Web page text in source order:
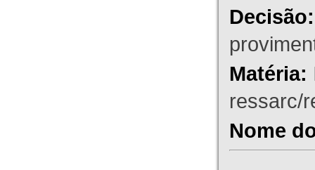
Decisão:
Matéria:
ressarc/
Nome